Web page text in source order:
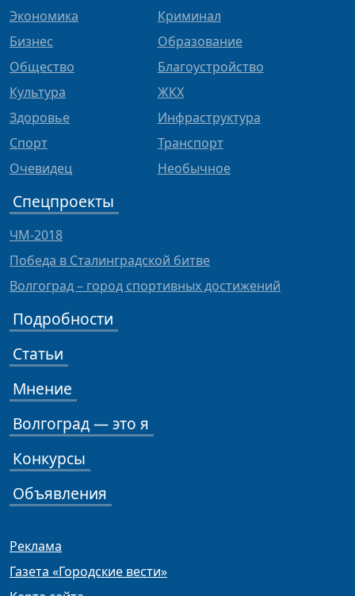
Экономика
Бизнес
Общество
Культура
Здоровье
Спорт
Очевидец
Криминал
Образование
Благоустройство
ЖКХ
Инфраструктура
Транспорт
Необычное
Спецпроекты
ЧМ-2018
Победа в Сталинградской битве
Волгоград – город спортивных достижений
Подробности
Статьи
Мнение
Волгоград — это я
Конкурсы
Объявления
Реклама
Газета «Городские вести»